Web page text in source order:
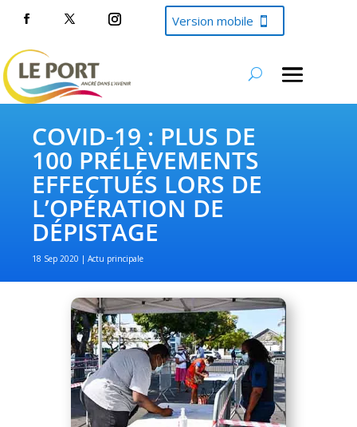
Version mobile
COVID-19 : PLUS DE
100 PRÉLÈVEMENTS
EFFECTUÉS LORS DE
L’OPÉRATION DE
DÉPISTAGE
18 Sep 2020 Actu principale